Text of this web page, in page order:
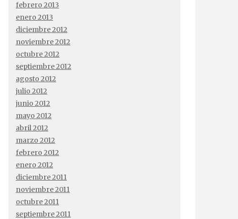
febrero 2013
enero 2013
diciembre 2012
noviembre 2012
octubre 2012
septiembre 2012
agosto 2012
julio 2012
junio 2012
mayo 2012
abril 2012
marzo 2012
febrero 2012
enero 2012
diciembre 2011
noviembre 2011
octubre 2011
septiembre 2011